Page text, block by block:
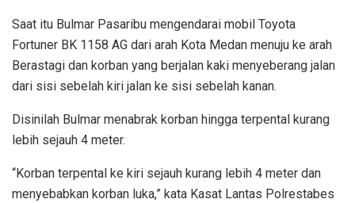
Saat itu Bulmar Pasaribu mengendarai mobil Toyota
Fortuner BK 1158 AG dari arah Kota Medan menuju ke arah
Berastagi dan korban yang berjalan kaki menyeberang jalan
dari sisi sebelah kiri jalan ke sisi sebelah kanan.
Disinilah Bulmar menabrak korban hingga terpental kurang
lebih sejauh 4 meter.
“Korban terpental ke kiri sejauh kurang lebih 4 meter dan
menyebabkan korban luka,” kata Kasat Lantas Polrestabes